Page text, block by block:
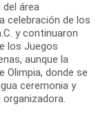
del área
celebración de los
y continuaron
los Juegos
aunque la
Olimpia, donde se
ceremonia y